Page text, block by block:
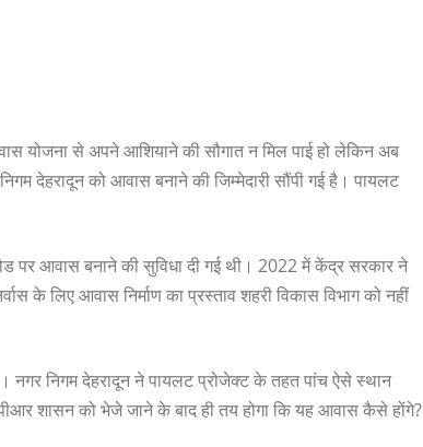
योजना से अपने आशियाने की सौगात न मिल पाई हो लेकिन अब
देहरादून को आवास बनाने की जिम्मेदारी सौंपी गई है। पायलट
पर आवास बनाने की सुविधा दी गई थी। 2022 में केंद्र सरकार ने
के लिए आवास निर्माण का प्रस्ताव शहरी विकास विभाग को नहीं
नगर निगम देहरादून ने पायलट प्रोजेक्ट के तहत पांच ऐसे स्थान
शासन को भेजे जाने के बाद ही तय होगा कि यह आवास कैसे होंगे?